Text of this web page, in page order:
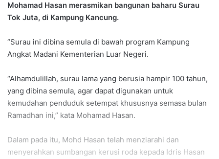
Mohamad Hasan merasmikan bangunan baharu Surau
Tok Juta, di Kampung Kancung.
“Surau ini dibina semula di bawah program Kampung
Angkat Madani Kementerian Luar Negeri.
“Alhamdulillah, surau lama yang berusia hampir 100 tahun,
yang dibina semula, agar dapat digunakan untuk
kemudahan penduduk setempat khususnya semasa bulan
Ramadhan ini,” kata Mohamad Hasan.
Dalam pada itu, Mohd Hasan telah menziarahi dan
menyerahkan sumbangan kerusi roda kepada Idris Hasan